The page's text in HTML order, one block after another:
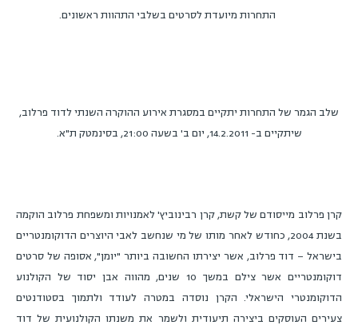
התחרות מיועדת לסרטים בשלבי התהוות ראשונים.
שלב הגמר של התחרות יתקיים במסגרת אירוע ההוקרה השנתי לדוד פרלוב,
שיתקיים ב- 14.2.2011, יום ב' בשעה 21:00, בסינמטק ת"א.
קרן פרלוב מייסודם של קשת, קרן רבינוביץ' לאמנויות ומשפחת פרלוב הוקמה
בשנת 2004, כחודש לאחר מותו של מי שנחשב לאבי היוצרים הדוקומנטריים
בישראל – דוד פרלוב, אשר יצירתו החשובה ביותר "יומן", אסופה של סרטים
דוקומנטריים אשר צילם במשך 10 שנים, מהווה אבן יסוד של הקולנוע
הדוקומנטרי הישראלי. הקרן נוסדה במטרה לעודד ולתמוך בסטודנטים
צעירים העוסקים ביצירה תיעודית ולשמר את משנתו הקולנועית של דוד